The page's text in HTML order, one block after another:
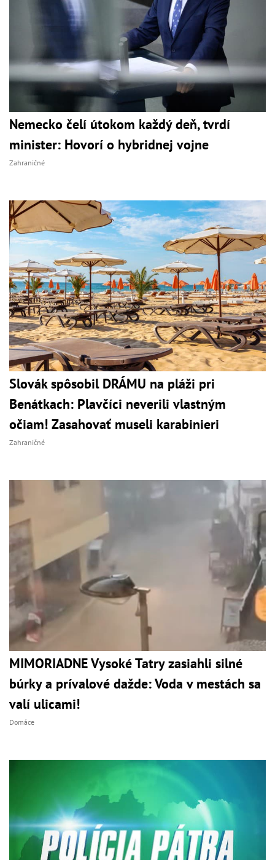
Nemecko čelí útokom každý deň, tvrdí
minister: Hovorí o hybridnej vojne
Zahraničné
Slovák spôsobil DRÁMU na pláži pri
Benátkach: Plavčíci neverili vlastným
očiam! Zasahovať museli karabinieri
Zahraničné
MIMORIADNE Vysoké Tatry zasiahli silné
búrky a prívalové dažde: Voda v mestách sa
valí ulicami!
Domáce